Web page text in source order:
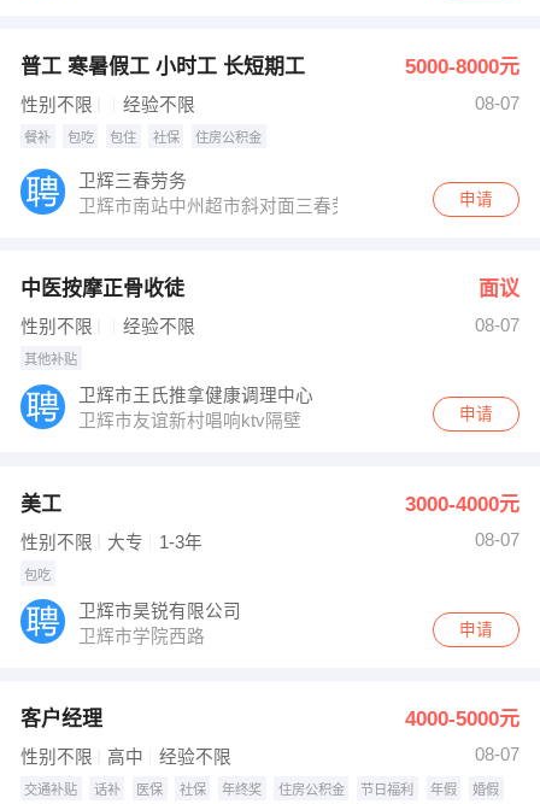
普工 寒暑假工 小时工 长短期工 5000-8000元
性别不限 经验不限 08-07
餐补 包吃 包住 社保 住房公积金
卫辉三春劳务
卫辉市南站中州超市斜对面三春劳务
申请
中医按摩正骨收徒 面议
性别不限 经验不限 08-07
其他补贴
卫辉市王氏推拿健康调理中心
卫辉市友谊新村唱响ktv隔壁
申请
美工 3000-4000元
性别不限 大专 1-3年 08-07
包吃
卫辉市昊锐有限公司
卫辉市学院西路
申请
客户经理 4000-5000元
性别不限 高中 经验不限 08-07
交通补贴 话补 医保 社保 年终奖 住房公积金 节日福利 年假 婚假